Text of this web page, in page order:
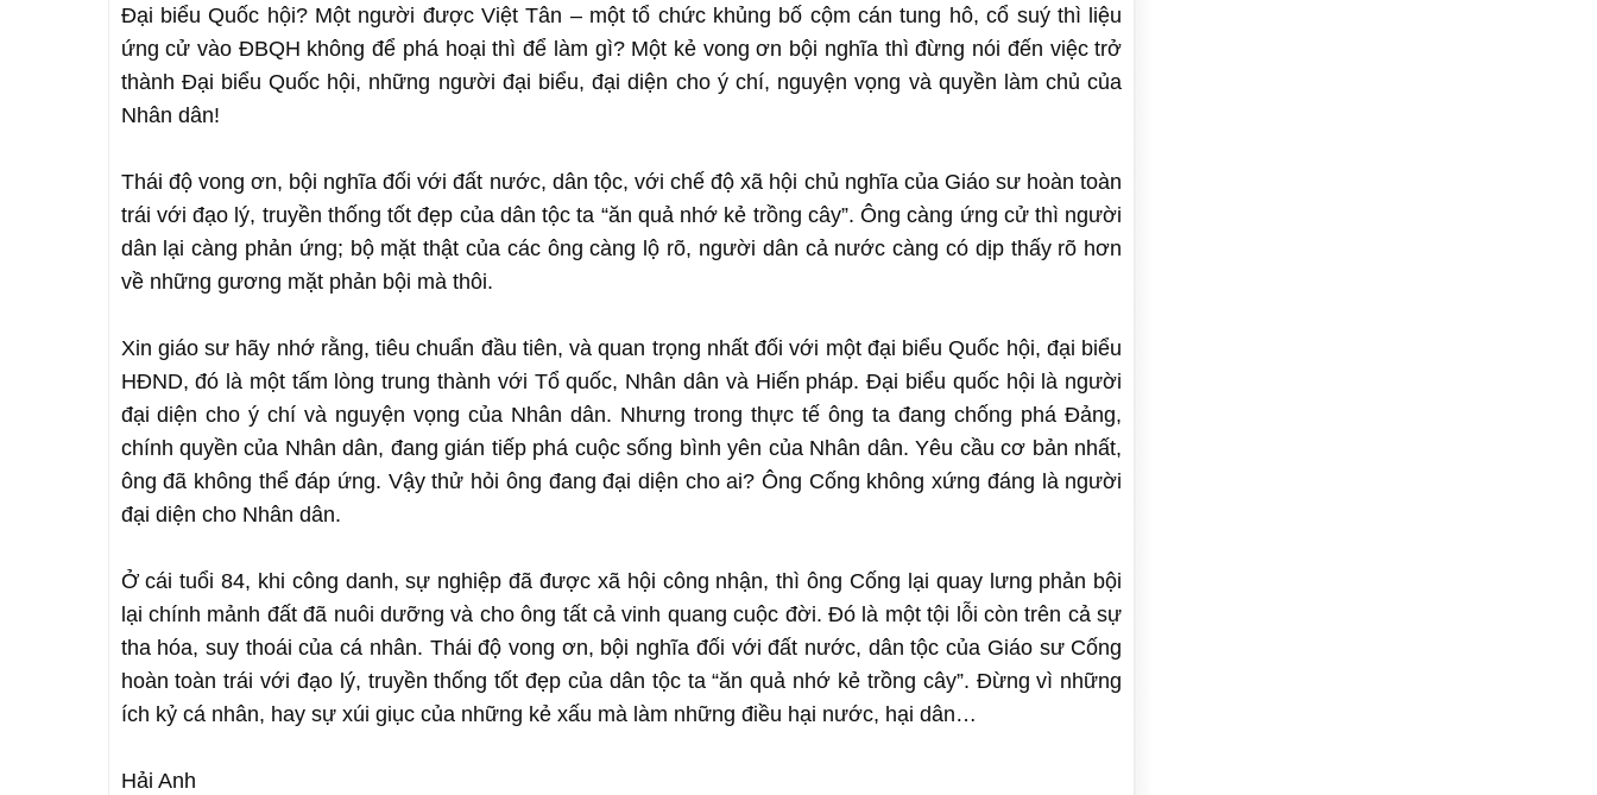
Đại biểu Quốc hội? Một người được Việt Tân – một tổ chức khủng bố cộm cán tung hô, cổ suý thì liệu
ứng cử vào ĐBQH không để phá hoại thì để làm gì? Một kẻ vong ơn bội nghĩa thì đừng nói đến việc trở
thành Đại biểu Quốc hội, những người đại biểu, đại diện cho ý chí, nguyện vọng và quyền làm chủ của
Nhân dân!
Thái độ vong ơn, bội nghĩa đối với đất nước, dân tộc, với chế độ xã hội chủ nghĩa của Giáo sư hoàn toàn
trái với đạo lý, truyền thống tốt đẹp của dân tộc ta “ăn quả nhớ kẻ trồng cây”. Ông càng ứng cử thì người
dân lại càng phản ứng; bộ mặt thật của các ông càng lộ rõ, người dân cả nước càng có dịp thấy rõ hơn
về những gương mặt phản bội mà thôi.
Xin giáo sư hãy nhớ rằng, tiêu chuẩn đầu tiên, và quan trọng nhất đối với một đại biểu Quốc hội, đại biểu
HĐND, đó là một tấm lòng trung thành với Tổ quốc, Nhân dân và Hiến pháp. Đại biểu quốc hội là người
đại diện cho ý chí và nguyện vọng của Nhân dân. Nhưng trong thực tế ông ta đang chống phá Đảng,
chính quyền của Nhân dân, đang gián tiếp phá cuộc sống bình yên của Nhân dân. Yêu cầu cơ bản nhất,
ông đã không thể đáp ứng. Vậy thử hỏi ông đang đại diện cho ai? Ông Cống không xứng đáng là người
đại diện cho Nhân dân.
Ở cái tuổi 84, khi công danh, sự nghiệp đã được xã hội công nhận, thì ông Cống lại quay lưng phản bội
lại chính mảnh đất đã nuôi dưỡng và cho ông tất cả vinh quang cuộc đời. Đó là một tội lỗi còn trên cả sự
tha hóa, suy thoái của cá nhân. Thái độ vong ơn, bội nghĩa đối với đất nước, dân tộc của Giáo sư Cống
hoàn toàn trái với đạo lý, truyền thống tốt đẹp của dân tộc ta “ăn quả nhớ kẻ trồng cây”. Đừng vì những
ích kỷ cá nhân, hay sự xúi giục của những kẻ xấu mà làm những điều hại nước, hại dân…
Hải Anh